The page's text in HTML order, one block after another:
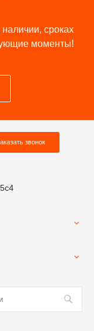
сроках
моменты!
звонок